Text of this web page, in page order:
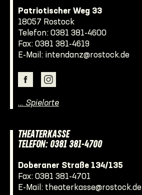
Patriotischer Weg 33
18057 Rostock
Telefon: 0381 381-4600
Fax: 0381 381-4619
E-Mail: intendanz@rostock.de
… Spielorte
THEATERKASSE
TELEFON: 0381 381-4700
Doberaner Straße 134/135
Fax: 0381 381-4701
E-Mail: theaterkasse@rostock.de